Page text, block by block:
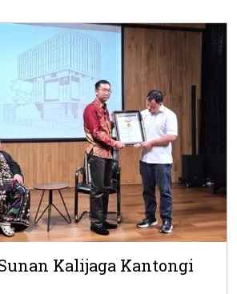
Kalijaga Kantongi